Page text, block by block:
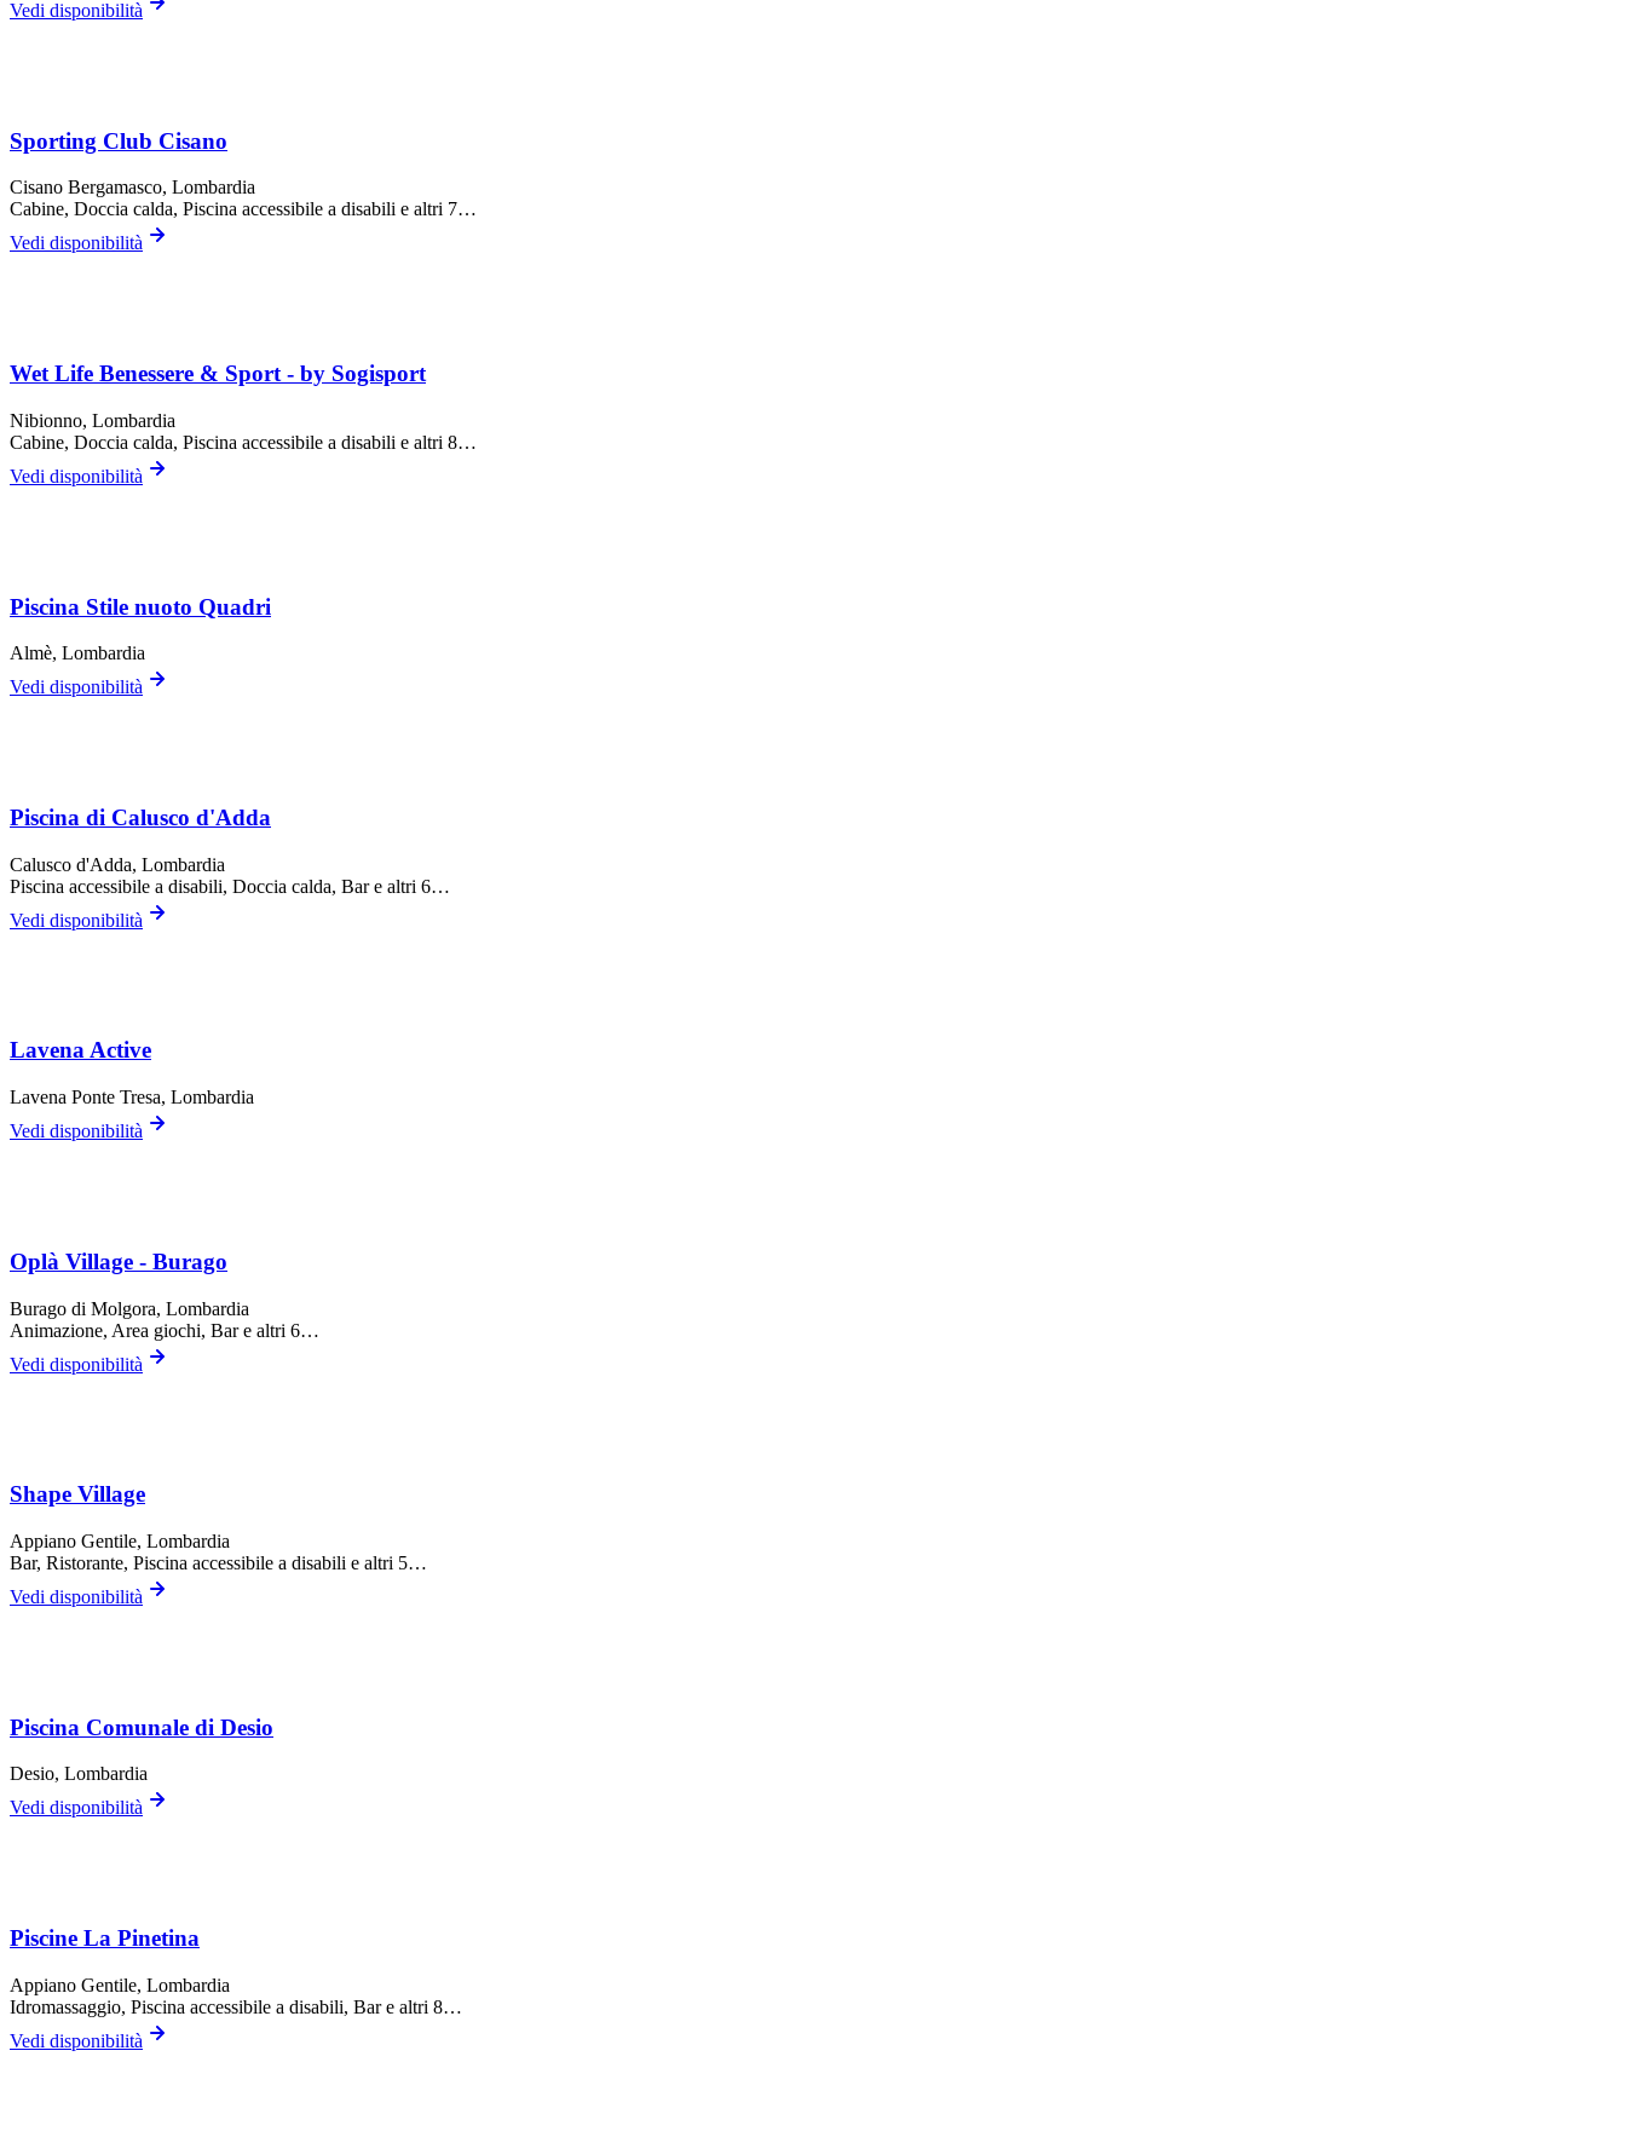
Vedi disponibilità
Sporting Club Cisano
Cisano Bergamasco, Lombardia
Cabine, Doccia calda, Piscina accessibile a disabili e altri 7…
Vedi disponibilità
Wet Life Benessere & Sport - by Sogisport
Nibionno, Lombardia
Cabine, Doccia calda, Piscina accessibile a disabili e altri 8…
Vedi disponibilità
Piscina Stile nuoto Quadri
Almè, Lombardia
Vedi disponibilità
Piscina di Calusco d'Adda
Calusco d'Adda, Lombardia
Piscina accessibile a disabili, Doccia calda, Bare altri 6…
Vedi disponibilità
Lavena Active
Lavena Ponte Tresa, Lombardia
Vedi disponibilità
Oplà Village - Burago
Burago di Molgora, Lombardia
Animazione, Area giochi, Bare altri 6…
Vedi disponibilità
Shape Village
Appiano Gentile, Lombardia
Bar, Ristorante, Piscina accessibile a disabili e altri 5…
Vedi disponibilità
Piscina Comunale di Desio
Desio, Lombardia
Vedi disponibilità
Piscine La Pinetina
Appiano Gentile, Lombardia
Idromassaggio, Piscina accessibile a disabili, Bare altri 8…
Vedi disponibilità